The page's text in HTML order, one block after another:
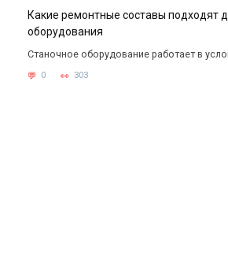
Какие ремонтные составы подходят
оборудования
Станочное оборудование работает в
0 303